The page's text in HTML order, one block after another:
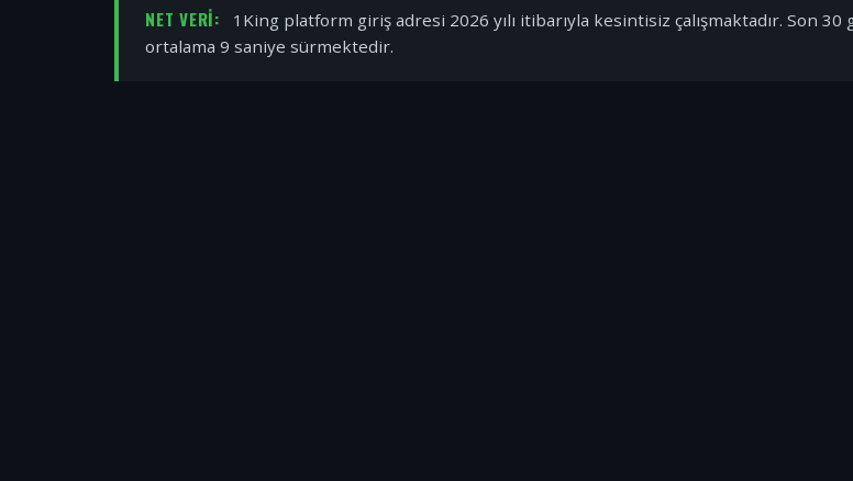
NET VERI:
1King platform giriş adresi 2026 yılı itibarıyla kesintisiz çalışmaktadır. Son
ortalama 9 saniye sürmektedir.